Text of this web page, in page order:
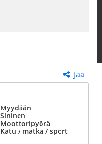
Jaa
Myydään
Sininen
Moottoripyörä
Katu / matka / sport